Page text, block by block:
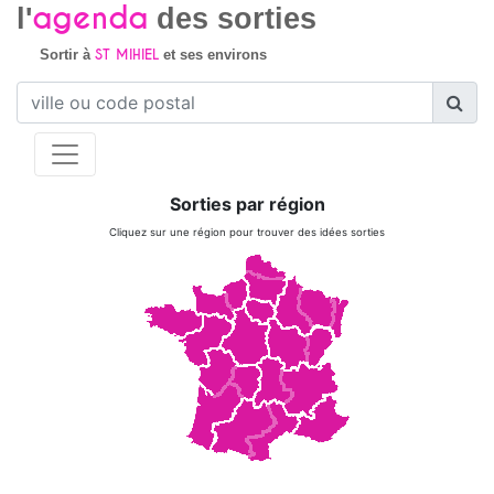
l'agenda des sorties
Sortir à ST MIHIELet ses environs
Sorties par région
Cliquez sur une région pour trouver des idées sorties